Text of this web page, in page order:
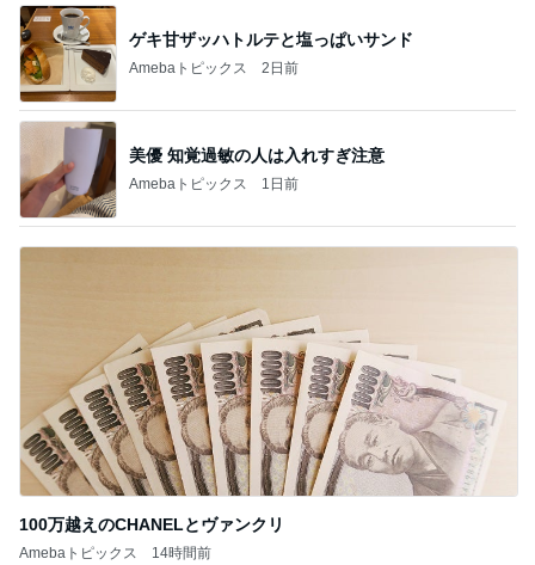
美優 知覚過敏の人は入れすぎ注意
Amebaトピックス 1日前
100万越えのCHANELとヴァンクリ
Amebaトピックス 14時間前
記事を読む